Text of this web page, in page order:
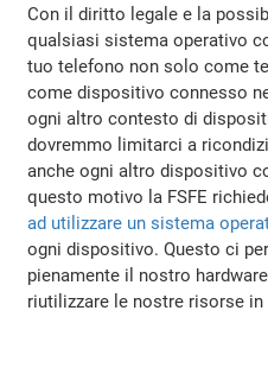
Con il diritto legale e la
qualsiasi sistema operativo
tuo telefono non solo come
come dispositivo connesso
ogni altro contesto di
dovremmo limitarci a
anche ogni altro dispositivo
questo motivo la FSFE
ad utilizzare un sistema
ogni dispositivo. Questo ci
pienamente il nostro
riutilizzare le nostre risorse